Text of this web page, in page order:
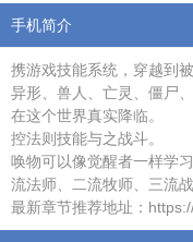
手机简介
携游戏技能系统，穿越到
异形、兽人、亡灵、僵尸
在这个世界真实降临。
控法则技能与之战斗。
唤物可以像觉醒者一样
流法师、二流牧师、三流
最新章节推荐地址：